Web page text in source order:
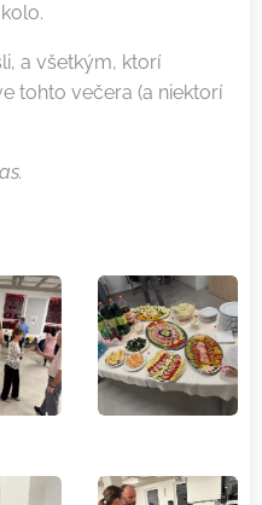
a všetkým, ktorí
tohto večera (a niektorí